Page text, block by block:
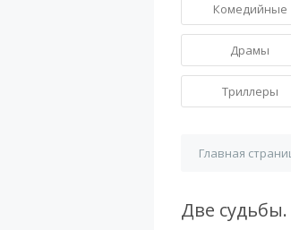
Комедийные
Драмы
Триллеры
Главная
Две